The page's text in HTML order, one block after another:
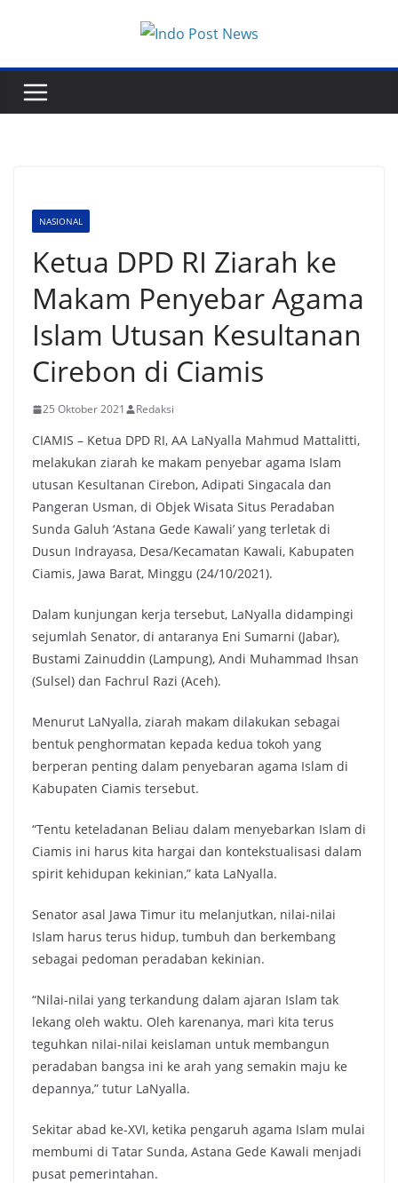
NASIONAL
Ketua DPD RI Ziarah ke
Makam Penyebar Agama
Islam Utusan Kesultanan
Cirebon di Ciamis
25 Oktober 2021 Redaksi
CIAMIS – Ketua DPD RI, AA LaNyalla Mahmud Mattalitti,
melakukan ziarah ke makam penyebar agama Islam
utusan Kesultanan Cirebon, Adipati Singacala dan
Pangeran Usman, di Objek Wisata Situs Peradaban
Sunda Galuh ‘Astana Gede Kawali’ yang terletak di
Dusun Indrayasa, Desa/Kecamatan Kawali, Kabupaten
Ciamis, Jawa Barat, Minggu (24/10/2021).
Dalam kunjungan kerja tersebut, LaNyalla didampingi
sejumlah Senator, di antaranya Eni Sumarni (Jabar),
Bustami Zainuddin (Lampung), Andi Muhammad Ihsan
(Sulsel) dan Fachrul Razi (Aceh).
Menurut LaNyalla, ziarah makam dilakukan sebagai
bentuk penghormatan kepada kedua tokoh yang
berperan penting dalam penyebaran agama Islam di
Kabupaten Ciamis tersebut.
“Tentu keteladanan Beliau dalam menyebarkan Islam di
Ciamis ini harus kita hargai dan kontekstualisasi dalam
spirit kehidupan kekinian,” kata LaNyalla.
Senator asal Jawa Timur itu melanjutkan, nilai-nilai
Islam harus terus hidup, tumbuh dan berkembang
sebagai pedoman peradaban kekinian.
“Nilai-nilai yang terkandung dalam ajaran Islam tak
lekang oleh waktu. Oleh karenanya, mari kita terus
teguhkan nilai-nilai keislaman untuk membangun
peradaban bangsa ini ke arah yang semakin maju ke
depannya,” tutur LaNyalla.
Sekitar abad ke-XVI, ketika pengaruh agama Islam mulai
membumi di Tatar Sunda, Astana Gede Kawali menjadi
pusat pemerintahan.